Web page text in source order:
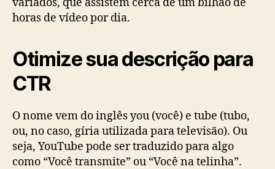
variados, que assistem cerca de um bilhão de
horas de vídeo por dia.
Otimize sua descrição para
CTR
O nome vem do inglês you (você) e tube (tubo,
ou, no caso, gíria utilizada para televisão). Ou
seja, YouTube pode ser traduzido para algo
como “Você transmite” ou “Você na telinha”.